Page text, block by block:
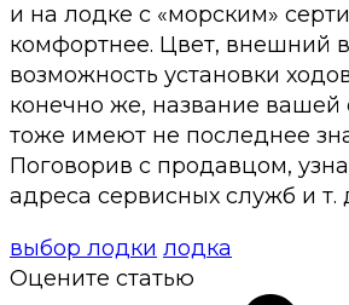
и на лодке с «морским»
комфортнее. Цвет, внешний
возможность установки
конечно же, название вашей
тоже имеют не последнее
Поговорив с продавцом,
адреса сервисных служб и т.
выбор лодки лодка
Оцените статью